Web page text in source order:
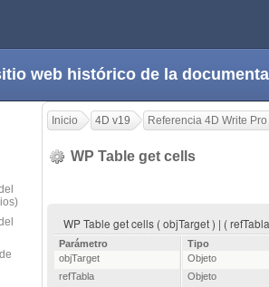
web histórico de la
Inicio 4D v19 Referencia 4D Write Pro
WP Table get cells
WP Table get cells ( objTarget ) | (
Parámetro Tipo
objTarget
Objeto
refTabla
Objeto